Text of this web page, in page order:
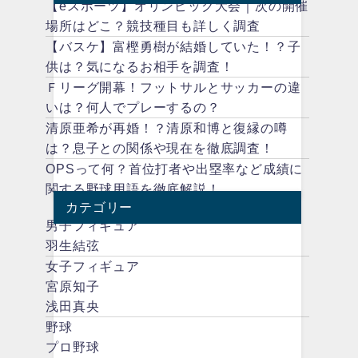
【eスポーツ】オリンピック大会｜次の開催
場所はどこ？競技種目も詳しく調査
【バスケ】富樫勇樹が結婚していた！？子
供は？気になるお相手を調査！
Ｆリーグ開幕！フットサルとサッカーの違
いは？何人でプレーするの？
清原亜希が再婚！？清原和博と復縁の噂
は？息子との関係や現在を徹底調査！
OPSって何？首位打者や出塁率など成績に
関する野球用語を徹底解説！
カテゴリー
男子フィギュア
羽生結弦
女子フィギュア
宮原知子
浅田真央
野球
プロ野球